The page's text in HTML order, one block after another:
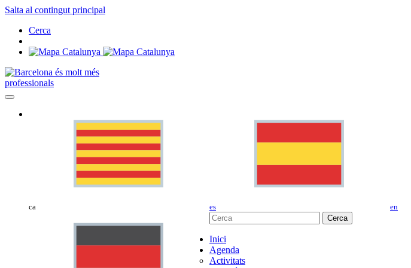
Salta al contingut principal
Cerca
professionals
ca es en
Cerca
Inici
Agenda
Activitats